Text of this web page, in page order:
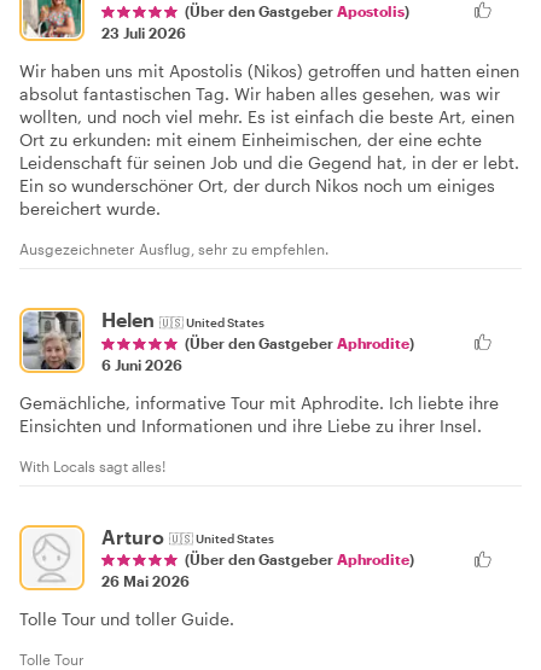
(Über den Gastgeber Apostolis)
23 Juli 2026
Wir haben uns mit Apostolis (Nikos) getroffen und hatten einen
absolut fantastischen Tag. Wir haben alles gesehen, was wir
wollten, und noch viel mehr. Es ist einfach die beste Art, einen
Ort zu erkunden: mit einem Einheimischen, der eine echte
Leidenschaft für seinen Job und die Gegend hat, in der er lebt.
Ein so wunderschöner Ort, der durch Nikos noch um einiges
bereichert wurde.
Ausgezeichneter Ausflug, sehr zu empfehlen.
Helen 🇺🇸United States
(Über den Gastgeber Aphrodite)
6 Juni 2026
Gemächliche, informative Tour mit Aphrodite. Ich liebte ihre
Einsichten und Informationen und ihre Liebe zu ihrer Insel.
With Locals sagt alles!
Arturo 🇺🇸United States
(Über den Gastgeber Aphrodite)
26 Mai 2026
Tolle Tour und toller Guide.
Tolle Tour